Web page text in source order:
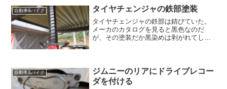
自動車&バイク タイヤチェンジャの鉄部塗装
タイヤチェンジャの鉄部は錆びていた。
メーカのカタログを見ると黒色なのだ
が、その塗装だか黒染めは剥がれてしま
ので、好んで使っている。サ...
自動車&バイク
ジムニーのリアにドライブレコー
ダを付ける